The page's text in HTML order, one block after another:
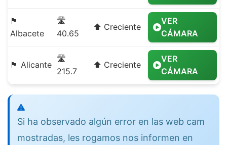
🏴
Albacete
🛣️
40.65
⬆️ Creciente
VER
CÁMARA
🏴 Alicante
🛣️
215.7
⬆️ Creciente
VER
CÁMARA
Si ha observado algún error en las web cam
mostradas, les rogamos nos informen en